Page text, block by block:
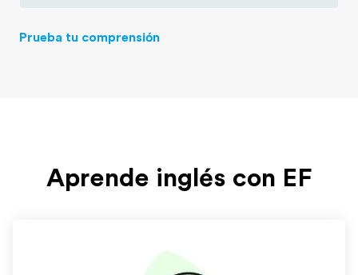
Prueba tu comprensión
Aprende inglés con EF